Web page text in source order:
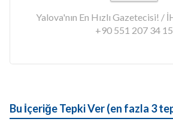
Yalova'nın En Hızlı Gazetecisi!
+90 551 207 34 15
Bu İçeriğe Tepki Ver (en fazla 3